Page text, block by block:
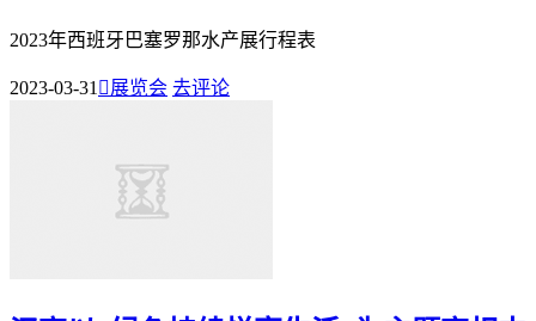
2023年西班牙巴塞罗那水产展行程表
2023-03-31展览会 去评论